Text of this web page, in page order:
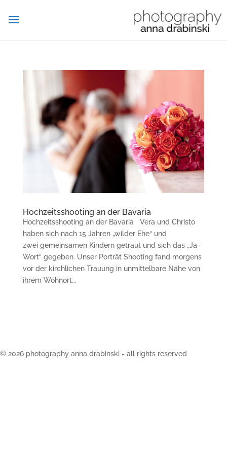
Hochzeitsshooting an der Bavaria
Hochzeitsshooting an der Bavaria Vera und Christo
haben sich nach 15 Jahren „wilder Ehe“ und
zwei gemeinsamen Kindern getraut und sich das „Ja-
Wort“ gegeben. Unser Porträt Shooting fand morgens
vor der kirchlichen Trauung in unmittelbare Nähe von
ihrem Wohnort...
© 2026 photography anna drabinski - all rights reserved